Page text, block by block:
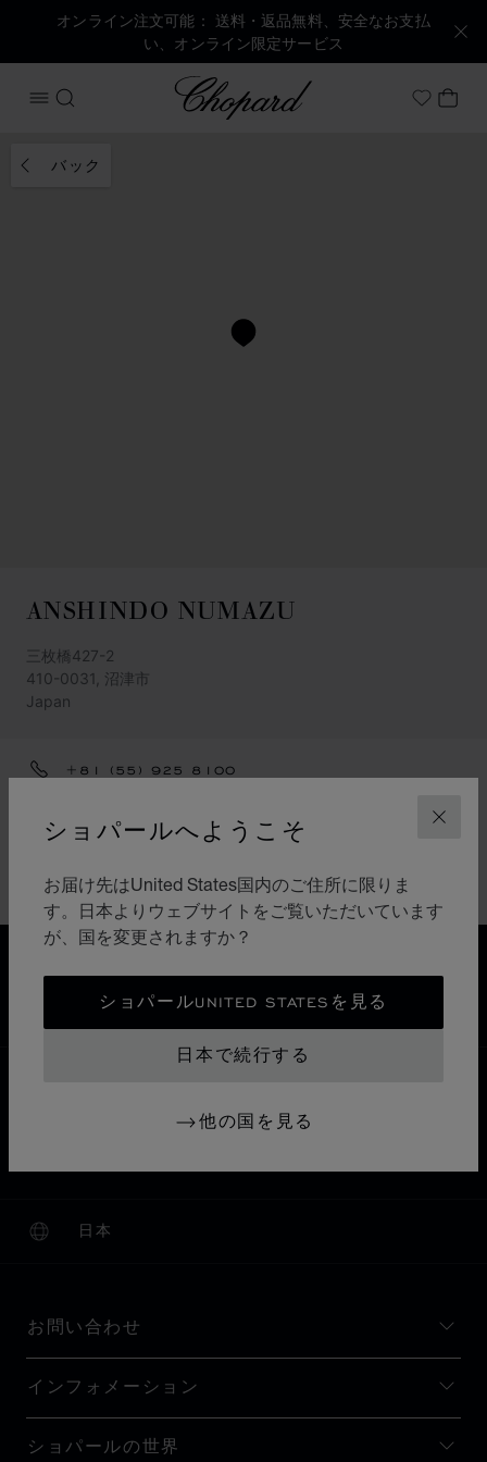
閉じる
ショパールへようこそ
お届け先はUnited States国内のご住所に限りま
す。日本よりウェブサイトをご覧いただいています
が、国を変更されますか？
ショパールUNITED STATESを見る
日本で続行する
他の国を見る
オンライン注文可能： 送料・返品無料、安全なお支払
い、オンライン限定サービス
メニューを開く
検索する
Chopard
Myマ
バック
ANSHINDO NUMAZU
三枚橋427-2
410-0031, 沼津市
Japan
+81 (55) 925 8100
時計
返品と交換
アジア・オセアニア 日本 沼津市
日本
ローカリゼーション (国の変更)
国の変更
お問い合わせ
インフォメーション
ショパールの世界